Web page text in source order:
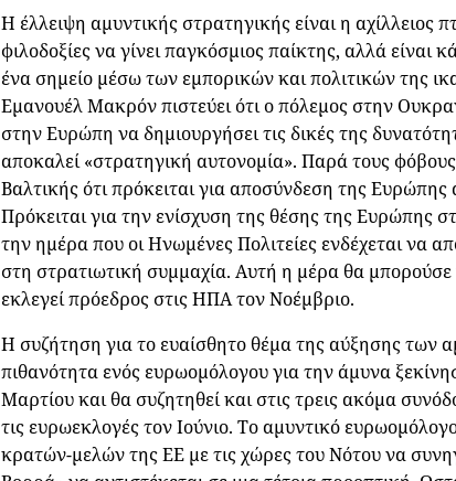
Η έλλειψη αμυντικής στρατηγικής είναι η αχίλλειος
φιλοδοξίες να γίνει παγκόσμιος παίκτης, αλλά είναι
ένα σημείο μέσω των εμπορικών και πολιτικών της
Εμανουέλ Μακρόν πιστεύει ότι ο πόλεμος στην
στην Ευρώπη να δημιουργήσει τις δικές της
αποκαλεί «στρατηγική αυτονομία». Παρά τους
Βαλτικής ότι πρόκειται για αποσύνδεση της
Πρόκειται για την ενίσχυση της θέσης της Ευρώπης
την ημέρα που οι Ηνωμένες Πολιτείες ενδέχεται να
στη στρατιωτική συμμαχία. Αυτή η μέρα θα
εκλεγεί πρόεδρος στις ΗΠΑ τον Νοέμβριο.
Η συζήτηση για το ευαίσθητο θέμα της αύξησης των
πιθανότητα ενός ευρωομόλογου για την άμυνα
Μαρτίου και θα συζητηθεί και στις τρεις ακόμα
τις ευρωεκλογές τον Ιούνιο. Το αμυντικό
κρατών-μελών της ΕΕ με τις χώρες του Νότου να